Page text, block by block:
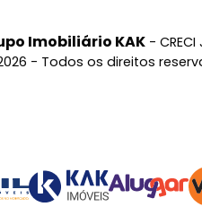
Imobiliário KAK- CRECI
- Todos os direitos